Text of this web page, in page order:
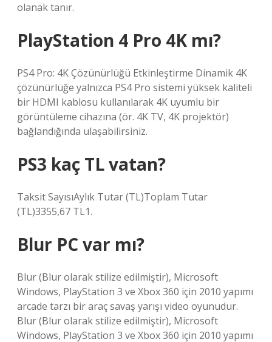
olanak tanır.
PlayStation 4 Pro 4K mı?
PS4 Pro: 4K Çözünürlüğü Etkinleştirme Dinamik 4K
çözünürlüğe yalnızca PS4 Pro sistemi yüksek kaliteli
bir HDMI kablosu kullanılarak 4K uyumlu bir
görüntüleme cihazına (ör. 4K TV, 4K projektör)
bağlandığında ulaşabilirsiniz.
PS3 kaç TL vatan?
Taksit SayısıAylık Tutar (TL)Toplam Tutar
(TL)3355,67 TL1.
Blur PC var mı?
Blur (Blur olarak stilize edilmiştir), Microsoft
Windows, PlayStation 3 ve Xbox 360 için 2010 yapımı
arcade tarzı bir araç savaş yarışı video oyunudur.
Blur (Blur olarak stilize edilmiştir), Microsoft
Windows, PlayStation 3 ve Xbox 360 için 2010 yapımı